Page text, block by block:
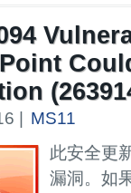
|
MS11
此安全更
漏洞。如